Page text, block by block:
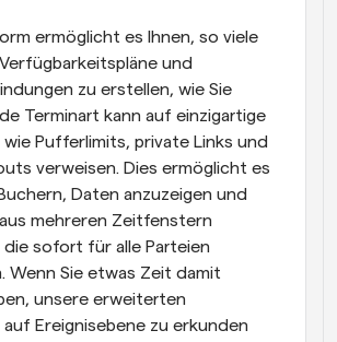
ermöglicht es Ihnen, so viele
und
zu erstellen, wie Sie
Terminart kann auf einzigartige
wie Pufferlimits, private Links und
verweisen. Dies ermöglicht es
Daten anzuzeigen und
mehreren Zeitfenstern
die sofort für alle Parteien
Wenn Sie etwas Zeit damit
unsere erweiterten
auf Ereignisebene zu erkunden